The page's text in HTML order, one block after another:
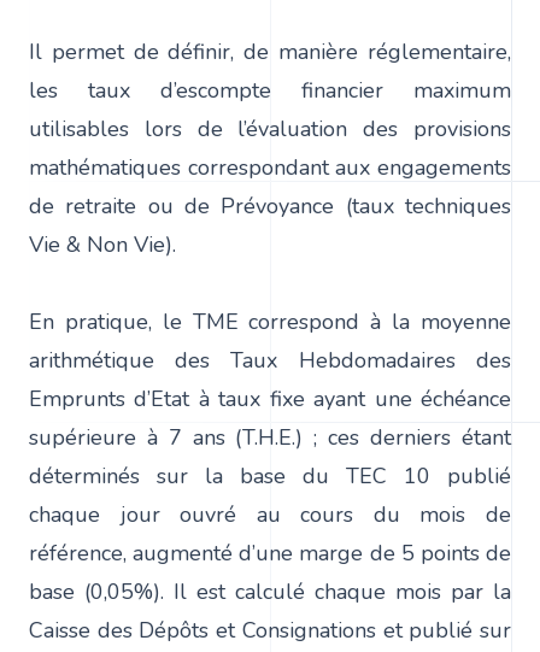
Il permet de définir, de manière réglementaire,
les taux d’escompte financier maximum
utilisables lors de l’évaluation des provisions
mathématiques correspondant aux engagements
de retraite ou de Prévoyance (taux techniques
Vie & Non Vie).
En pratique, le TME correspond à la moyenne
arithmétique des Taux Hebdomadaires des
Emprunts d’Etat à taux fixe ayant une échéance
supérieure à 7 ans (T.H.E.) ; ces derniers étant
déterminés sur la base du TEC 10 publié
chaque jour ouvré au cours du mois de
référence, augmenté d’une marge de 5 points de
base (0,05%). Il est calculé chaque mois par la
Caisse des Dépôts et Consignations et publié sur